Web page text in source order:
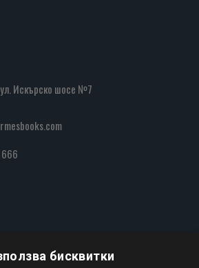
Искърско шосе №7
бисквитки